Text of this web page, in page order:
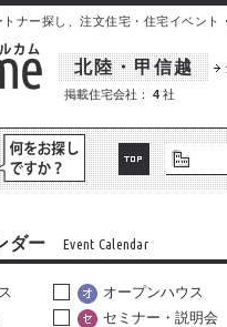
ナー探し、注文住宅・住宅イベント
北陸・甲信越
掲載住宅会社：
4 社
ダー Event Calendar
オープンハウス
セミナー・説明会